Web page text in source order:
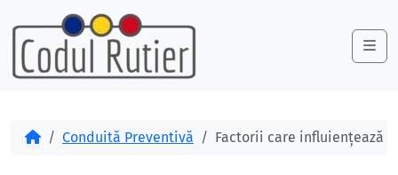
Skip to content
Skip to footer
AcasăConduită Preventivă Factorii care influienţează